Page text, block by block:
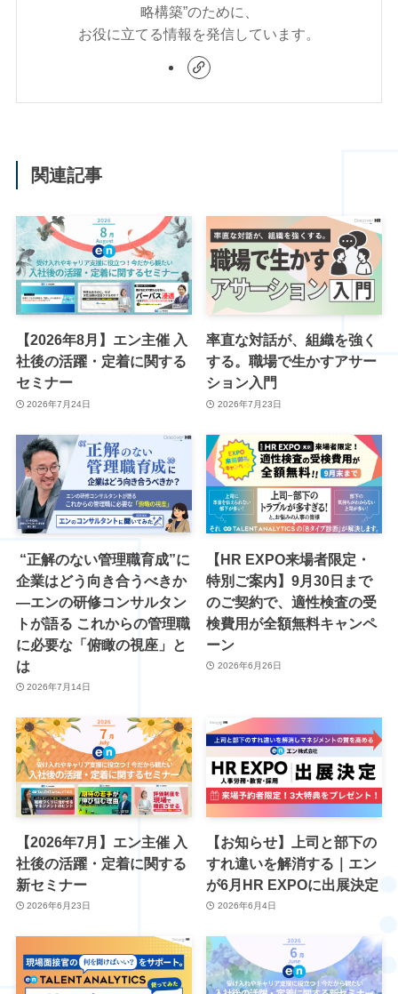
略構築”のために、
お役に立てる情報を発信しています。
関連記事
【2026年8月】エン主催 入
社後の活躍・定着に関する
セミナー
2026年7月24日
率直な対話が、組織を強く
する。職場で生かすアサー
ション入門
2026年7月23日
“正解のない管理職育成”に
企業はどう向き合うべきか
―エンの研修コンサルタン
トが語る これからの管理職
に必要な「俯瞰の視座」と
は
2026年7月14日
【HR EXPO来場者限定・
特別ご案内】9月30日まで
のご契約で、適性検査の受
検費用が全額無料キャンペ
ーン
2026年6月26日
【2026年7月】エン主催 入
社後の活躍・定着に関する
新セミナー
2026年6月23日
【お知らせ】上司と部下の
すれ違いを解消する｜エン
が6月HR EXPOに出展決定
2026年6月4日